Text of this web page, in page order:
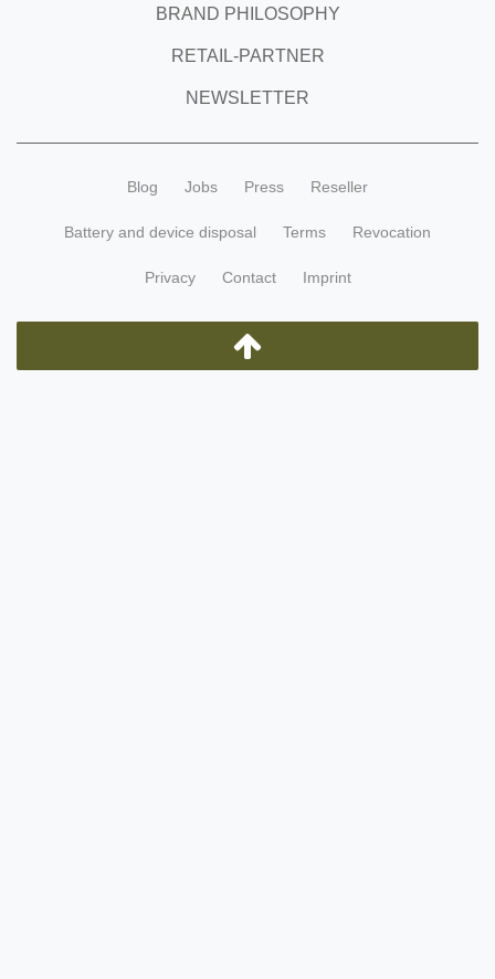
BRAND PHILOSOPHY
RETAIL-PARTNER
NEWSLETTER
Blog Jobs Press Reseller
Battery and device disposal Terms Revocation
Privacy Contact Imprint